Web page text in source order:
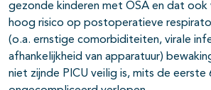
gezonde kinderen met OSA en dat ook
hoog risico op postoperatieve
(o.a. ernstige comorbiditeiten, virale
afhankelijkheid van apparatuur)
niet zijnde PICU veilig is, mits de eerste